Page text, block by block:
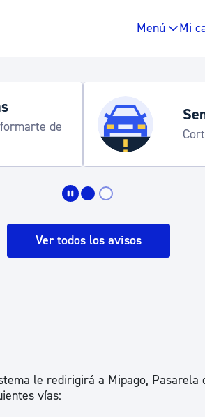
Menú Mi
Espacio
de
Ver todos los avisos
le redirigirá a Mipago, Pasarela
vías: